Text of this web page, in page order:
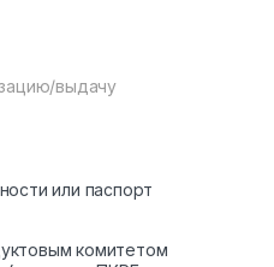
выдачу
или паспорт
комитетом